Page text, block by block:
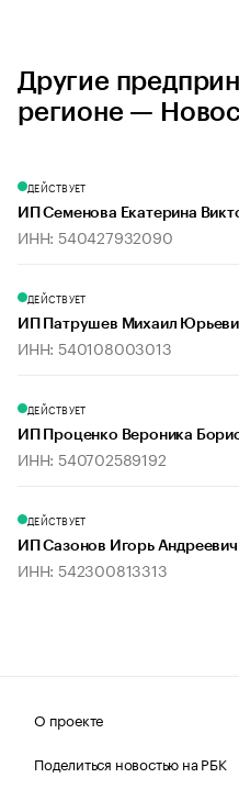
Другие
регионе —
ДЕЙСТВУЕТ
ИП Семенова Екатерина
ИНН: 540427932090
ДЕЙСТВУЕТ
ИП Патрушев Михаил
ИНН: 540108003013
ДЕЙСТВУЕТ
ИП Проценко Вероника
ИНН: 540702589192
ДЕЙСТВУЕТ
ИП Сазонов Игорь Андреевич
ИНН: 542300813313
О проекте
Поделиться новостью на РБК